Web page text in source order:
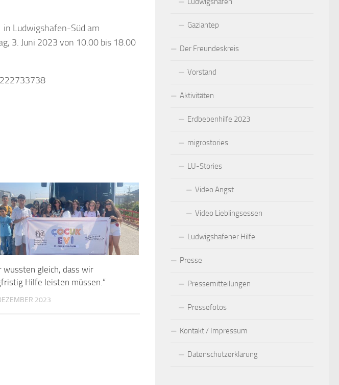
in Ludwigshafen-Süd am
3. Juni 2023 von 10.00 bis 18.00
wussten gleich, dass wir
Hilfe leisten müssen.“
2023
Gaziantep
Der Freundeskreis
Vorstand
Aktivitäten
Erdbebenhilfe 2023
migrostories
LU-Stories
Video Angst
Video Lieblingsessen
Ludwigshafener Hilfe
Presse
Pressemitteilungen
Pressefotos
Kontakt / Impressum
Datenschutzerklärung